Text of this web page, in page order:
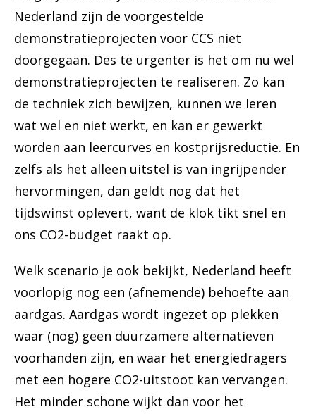
Nederland zijn de voorgestelde
demonstratieprojecten voor CCS niet
doorgegaan. Des te urgenter is het om nu wel
demonstratieprojecten te realiseren. Zo kan
de techniek zich bewijzen, kunnen we leren
wat wel en niet werkt, en kan er gewerkt
worden aan leercurves en kostprijsreductie. En
zelfs als het alleen uitstel is van ingrijpender
hervormingen, dan geldt nog dat het
tijdswinst oplevert, want de klok tikt snel en
ons CO2-budget raakt op.
Welk scenario je ook bekijkt, Nederland heeft
voorlopig nog een (afnemende) behoefte aan
aardgas. Aardgas wordt ingezet op plekken
waar (nog) geen duurzamere alternatieven
voorhanden zijn, en waar het energiedragers
met een hogere CO2-uitstoot kan vervangen.
Het minder schone wijkt dan voor het